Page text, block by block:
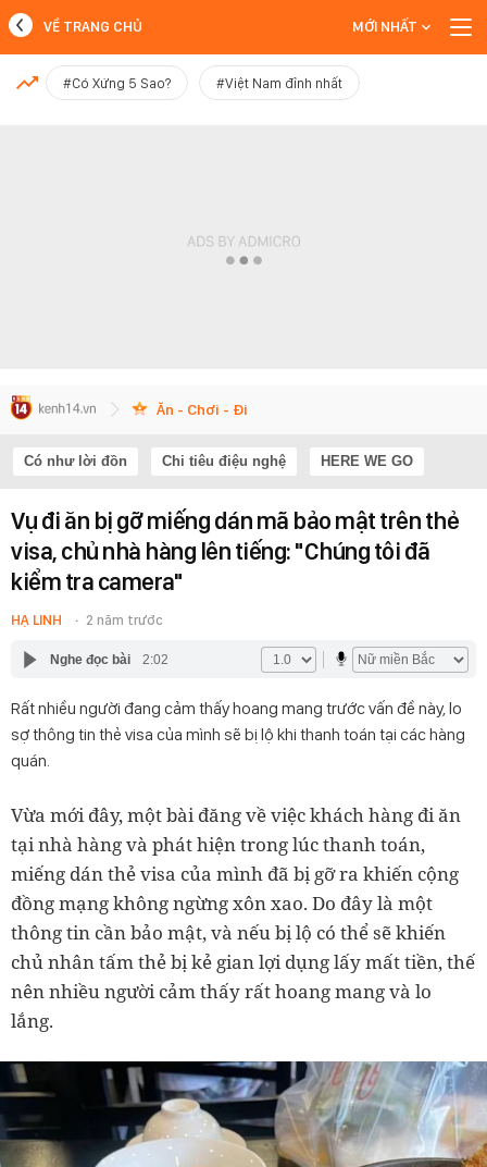
MỚI NHẤT
VỀ TRANG CHỦ MỚI NHẤT
#Có Xứng 5 Sao? #Việt Nam đỉnh nhất
Ăn - Chơi - Đi
Có như lời đồn Chi tiêu điệu nghệ HERE WE GO
Vụ đi ăn bị gỡ miếng dán mã bảo mật trên thẻ
visa, chủ nhà hàng lên tiếng: "Chúng tôi đã
kiểm tra camera"
HẠ LINH 2 năm trước
Nghe đọc bài 2:02
Rất nhiều người đang cảm thấy hoang mang trước vấn đề này, lo
sợ thông tin thẻ visa của mình sẽ bị lộ khi thanh toán tại các hàng
quán.
Vừa mới đây, một bài đăng về việc khách hàng đi ăn
tại nhà hàng và phát hiện trong lúc thanh toán,
miếng dán thẻ visa của mình đã bị gỡ ra khiến cộng
đồng mạng không ngừng xôn xao. Do đây là một
thông tin cần bảo mật, và nếu bị lộ có thể sẽ khiến
chủ nhân tấm thẻ bị kẻ gian lợi dụng lấy mất tiền, thế
nên nhiều người cảm thấy rất hoang mang và lo
lắng.